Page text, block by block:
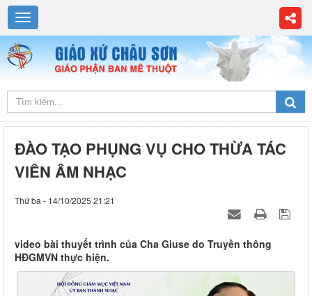
ĐÀO TẠO PHỤNG VỤ CHO THỪA TÁC
VIÊN ÂM NHẠC
Thứ ba - 14/10/2025 21:21
video bài thuyết trình của Cha Giuse do Truyền thông
HĐGMVN thực hiện.